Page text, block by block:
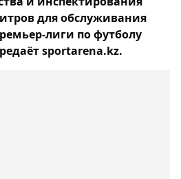
для обслуживания
лиги по футболу
sportarena.kz.